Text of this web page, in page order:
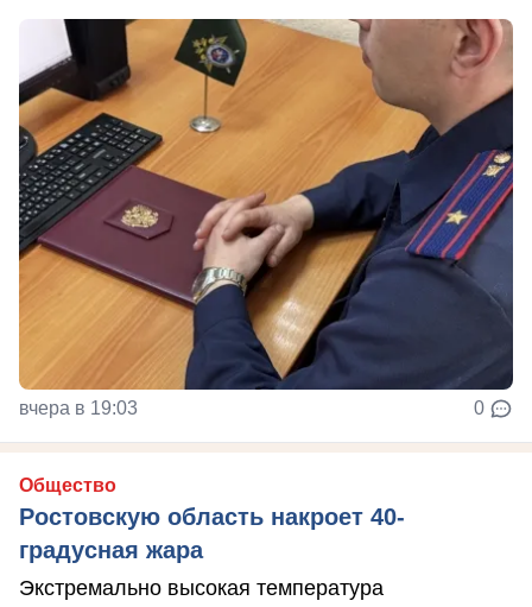
вчера в 19:03 0
Общество
Ростовскую область накроет 40-
градусная жара
Экстремально высокая температура